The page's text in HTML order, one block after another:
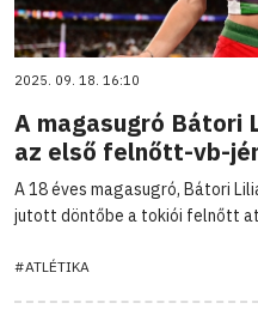
2025. 09. 18. 16:10
A magasugró Bátori
az első felnőtt-vb-
A 18 éves magasugró, Bátori
jutott döntőbe a tokiói felnőtt
#ATLÉTIKA